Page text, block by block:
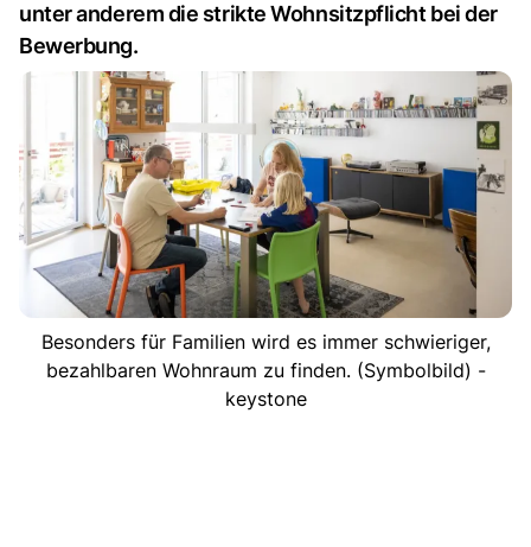
unter anderem die strikte Wohnsitzpflicht bei der
Bewerbung.
Besonders für Familien wird es immer schwieriger,
bezahlbaren Wohnraum zu finden. (Symbolbild) -
keystone